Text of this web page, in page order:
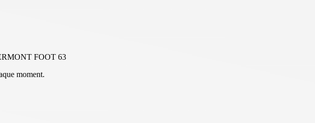
FOOT 63
moment.